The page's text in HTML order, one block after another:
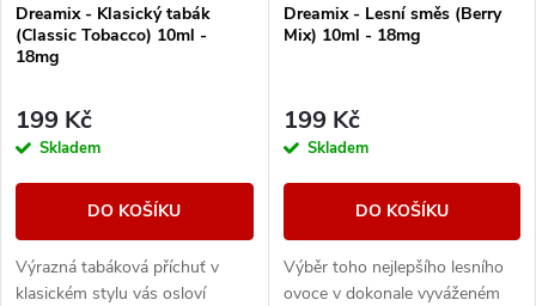
Dreamix - Klasický tabák
(Classic Tobacco) 10ml -
18mg
199 Kč
Skladem
DO KOŠÍKU
Výrazná tabáková příchuť v
klasickém stylu vás osloví
Dreamix - Lesní směs (Berry
Mix) 10ml - 18mg
199 Kč
Skladem
DO KOŠÍKU
Výběr toho nejlepšího lesního
ovoce v dokonale vyváženém